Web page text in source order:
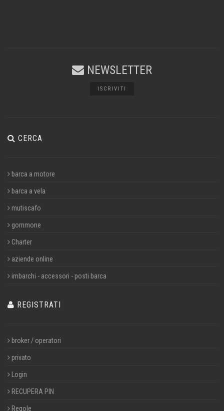
NEWSLETTER
ISCRIVITI
CERCA
barca a motore
barca a vela
mutiscafo
gommone
Charter
aziende online
imbarchi - accessori - posti barca
REGISTRATI
broker / operatori
privato
Login
RECUPERA PIN
Regole